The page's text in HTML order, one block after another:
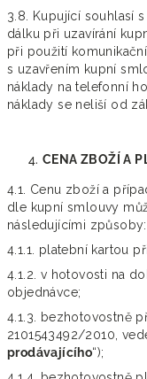
3.8. Kupující souhlasí
dálku při uzavírání
při použití
s uzavřením kupní
náklady na telefonní
náklady se neliší od
CENA ZBOŽÍ A
4.1. Cenu zboží a
dle kupní smlouvy
následujícími způsoby:
4.1.1. platební kartou
4.1.2. v hotovosti na
objednávce;
4.1.3. bezhotovostně
2101543492/2010,
prodávajícího“);